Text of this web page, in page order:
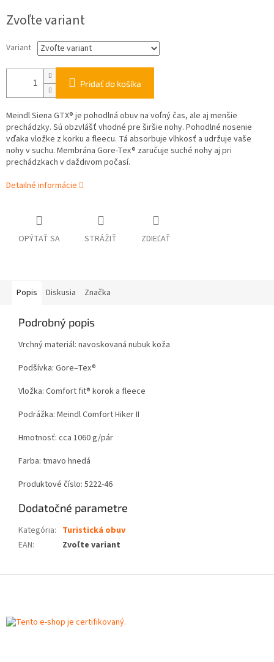
cena:
Zvoľte variant
Variant
Pridať do košíka
Meindl Siena GTX® je pohodlná obuv na voľný čas, ale aj menšie
prechádzky. Sú obzvlášť vhodné pre širšie nohy. Pohodlné nosenie
vďaka vložke z korku a fleecu. Tá absorbuje vlhkosť a udržuje vaše
nohy v suchu. Membrána Gore-Tex® zaručuje suché nohy aj pri
prechádzkach v daždivom počasí.
Detailné informácie
OPÝTAŤ SA STRÁŽIŤ ZDIEĽAŤ
Popis Diskusia Značka
Podrobný popis
Vrchný materiál: navoskovaná nubuk koža
Podšívka: Gore–Tex®
Vložka: Comfort fit® korok a fleece
Podrážka: Meindl Comfort Hiker II
Hmotnosť: cca 1060 g/pár
Farba: tmavo hnedá
Produktové číslo: 5222-46
Dodatočné parametre
Kategória: Turistická obuv
EAN: Zvoľte variant